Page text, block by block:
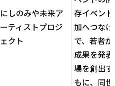
にしのみや未来ア
ーティストプロジ
ェクト
存イベン
加へつな
で、若者
成果を発
場を創出
もに、同